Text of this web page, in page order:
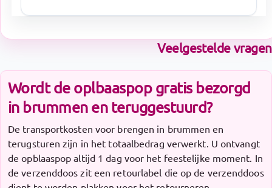
Veelgestelde vragen
Wordt de oplbaaspop gratis bezorgd
in brummen en teruggestuurd?
De transportkosten voor brengen in brummen en
terugsturen zijn in het totaalbedrag verwerkt. U ontvangt
de opblaaspop altijd 1 dag voor het feestelijke moment. In
de verzenddoos zit een retourlabel die op de verzenddoos